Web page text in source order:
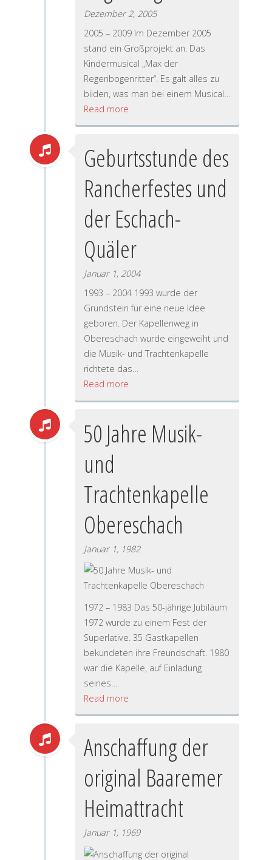
Dezember 2, 2005
2005 – 2009 Im Dezember 2005
stand ein Großprojekt an. Das
Kindermusical „Max der
Regenbogenritter“. Es galt alles zu
bilden, was man bei einem Musical…
Read more
Geburtsstunde des
Rancherfestes und
der Eschach-
Quäler
Januar 1, 2004
1993 – 2004 1993 wurde der
Grundstein für eine neue Idee
geboren. Der Kapellenweg in
Obereschach wurde eingeweiht und
die Musik- und Trachtenkapelle
richtete das…
Read more
50 Jahre Musik-
und
Trachtenkapelle
Obereschach
Januar 1, 1982
1972 – 1983 Das 50-jährige Jubiläum
1972 wurde zu einem Fest der
Superlative. 35 Gastkapellen
bekundeten ihre Freundschaft. 1980
war die Kapelle, auf Einladung
seines…
Read more
Anschaffung der
original Baaremer
Heimattracht
Januar 1, 1969